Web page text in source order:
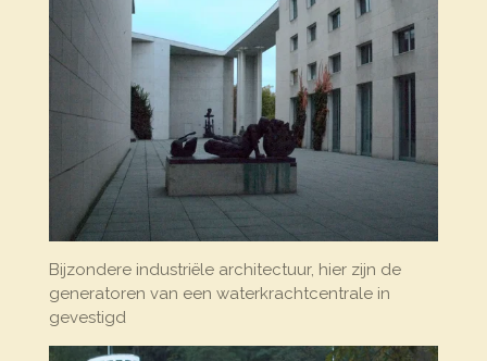
Bijzondere industriële architectuur, hier zijn de
generatoren van een waterkrachtcentrale in
gevestigd